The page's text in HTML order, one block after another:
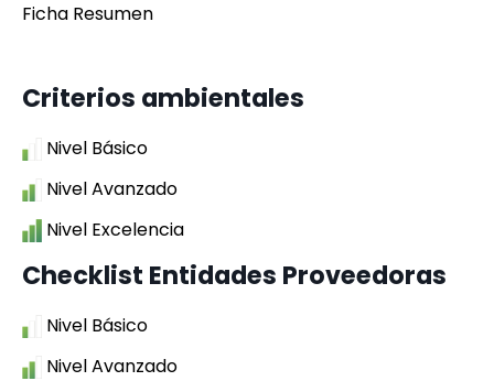
Ficha Resumen
Criterios ambientales
Nivel Básico
Nivel Avanzado
Nivel Excelencia
Checklist Entidades Proveedoras
Nivel Básico
Nivel Avanzado